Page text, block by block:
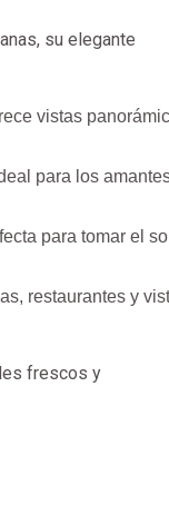
su elegante
vistas
para los
para tomar el
restaurantes y
frescos y